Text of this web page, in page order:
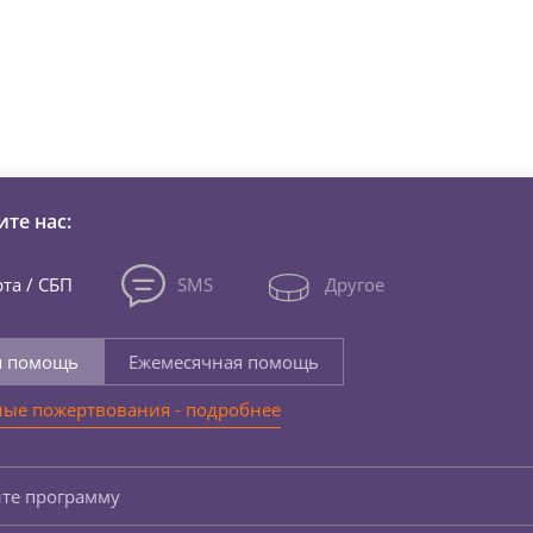
нас:
/ СБП SMS Другое
помощь
Ежемесячная помощь
пожертвования - подробнее
программу